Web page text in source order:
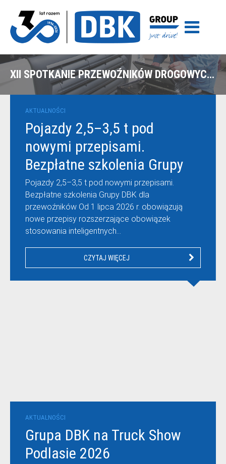
XII SPOTKANIE PRZEWOŹNIKÓW DROGOWYCH W KRZYŻOWEJ
AKTUALNOŚCI
Pojazdy 2,5–3,5 t pod
nowymi przepisami.
Bezpłatne szkolenia Grupy
DBK dla przewoźników
Pojazdy 2,5–3,5 t pod nowymi przepisami.
Bezpłatne szkolenia Grupy DBK dla
przewoźników Od 1 lipca 2026 r. obowiązują
nowe przepisy rozszerzające obowiązek
stosowania inteligentnych…
CZYTAJ WIĘCEJ
AKTUALNOŚCI
Grupa DBK na Truck Show
Podlasie 2026